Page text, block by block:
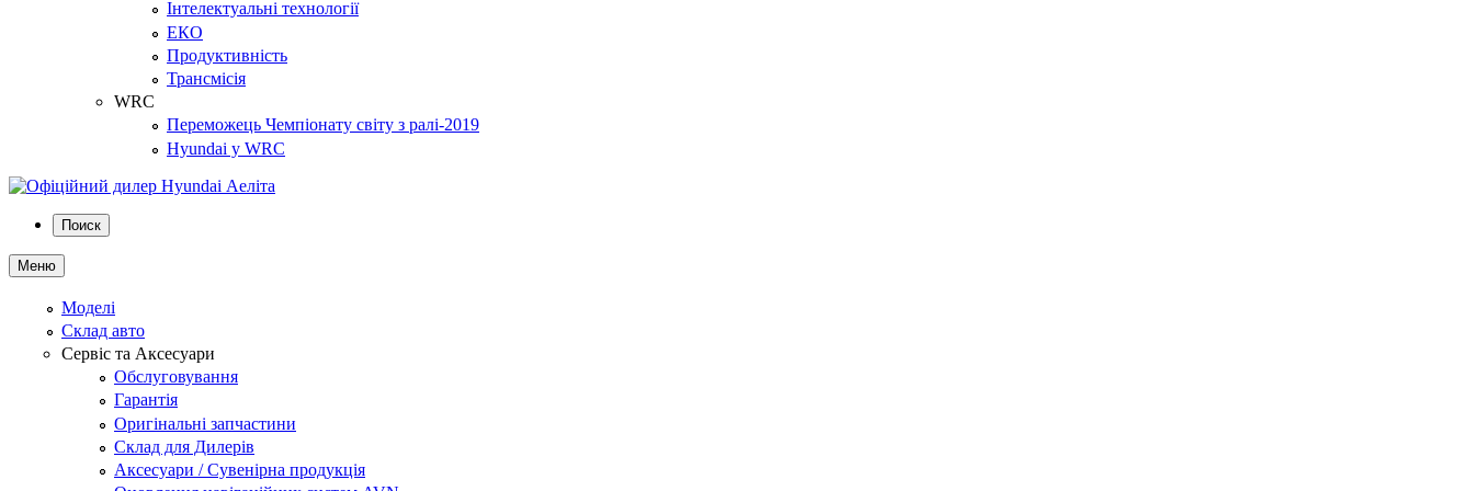
Інтелектуальні технології
ЕКО
Продуктивність
Трансмісія
WRC
Переможець Чемпіонату світу з ралі-2019
Hyundai у WRC
Поиск
Меню
Моделі
Склад авто
Сервіс та Аксесуари
Обслуговування
Гарантія
Оригінальні запчастини
Склад для Дилерів
Аксесуари / Сувенірна продукція